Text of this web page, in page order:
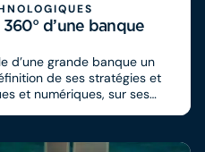
d’une banque
d’une grande banque un
de ses stratégies et
et numériques, sur ses